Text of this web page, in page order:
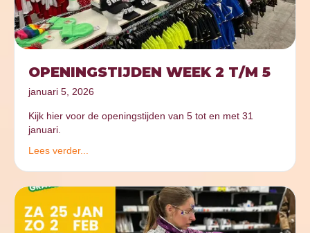
OPENINGSTIJDEN WEEK 2 T/M 5
januari 5, 2026
Kijk hier voor de openingstijden van 5 tot en met 31
januari.
Lees verder...